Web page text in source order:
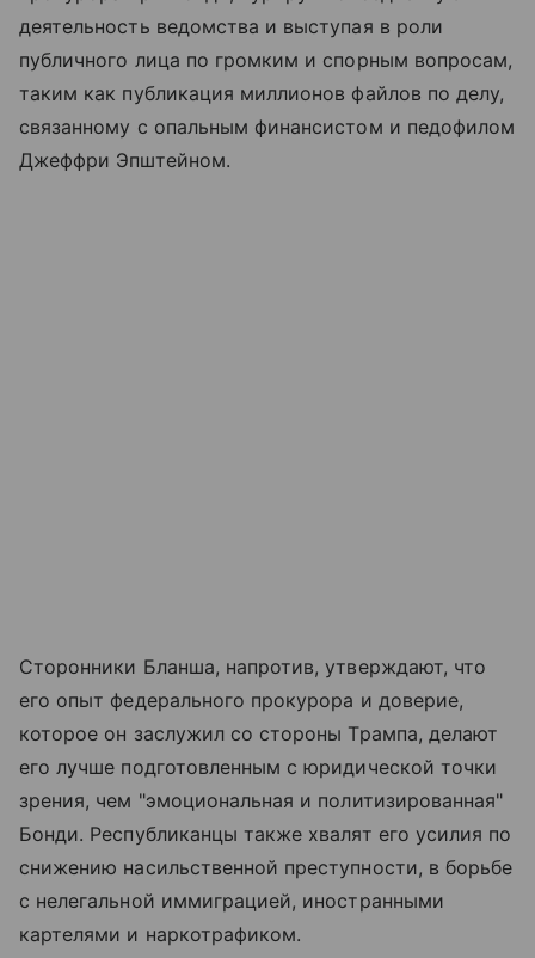
деятельность ведомства и выступая в роли
публичного лица по громким и спорным вопросам,
таким как публикация миллионов файлов по делу,
связанному с опальным финансистом и педофилом
Джеффри Эпштейном.
Сторонники Бланша, напротив, утверждают, что
его опыт федерального прокурора и доверие,
которое он заслужил со стороны Трампа, делают
его лучше подготовленным с юридической точки
зрения, чем "эмоциональная и политизированная"
Бонди. Республиканцы также хвалят его усилия по
снижению насильственной преступности, в борьбе
с нелегальной иммиграцией, иностранными
картелями и наркотрафиком.